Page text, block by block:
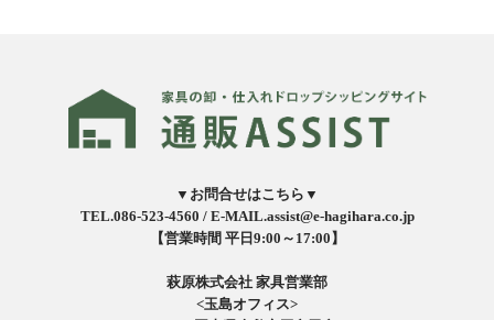
▼お問合せはこちら▼
TEL.086-523-4560 / E-MAIL.assist@e-hagihara.co.jp
【営業時間 平日9:00～17:00】
萩原株式会社 家具営業部
<玉島オフィス>